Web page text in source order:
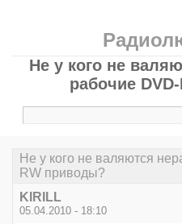
Не у кого не
рабочие
Не у кого не валяются
RW приводы?
KIRILL
05.04.2010 - 18:10